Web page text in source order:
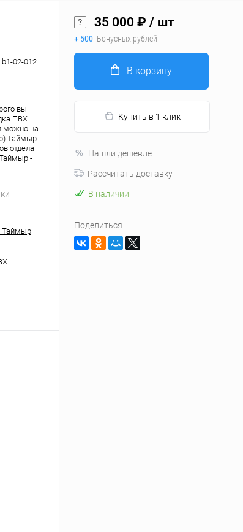
b1-02-012
вы
ПВХ
можно на
Таймыр -
отдела
-
Таймыр
35 000 ₽ / шт
+ 500 Бонусных рублей
В корзину
Купить в 1 клик
Нашли дешевле
Рассчитать доставку
В наличии
Поделиться